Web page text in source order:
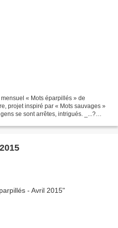
« Mots éparpillés » de
projet inspiré par « Mots sauvages »
se sont arrêtes, intrigués. _...?